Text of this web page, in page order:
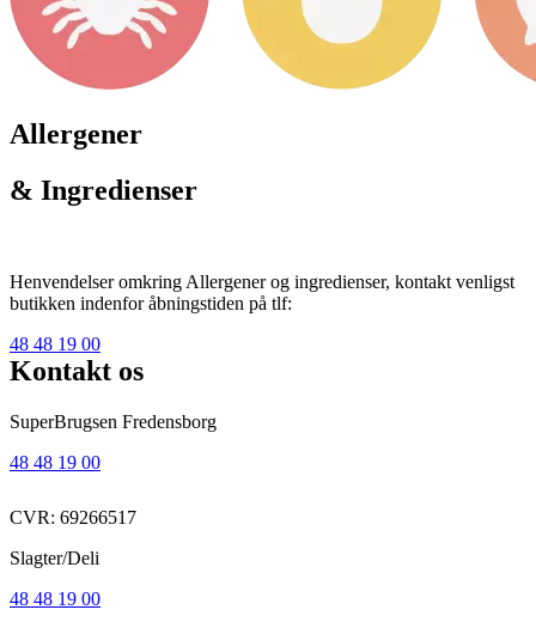
Allergener
& Ingredienser
Henvendelser omkring Allergener og ingredienser, kontakt venligst
butikken indenfor åbningstiden på tlf:
48 48 19 00
Kontakt os
SuperBrugsen Fredensborg
48 48 19 00
CVR: 69266517
Slagter/Deli
48 48 19 00